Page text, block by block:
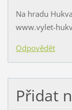
Na hradu
www.vylet-
Odpovědět
Přidat